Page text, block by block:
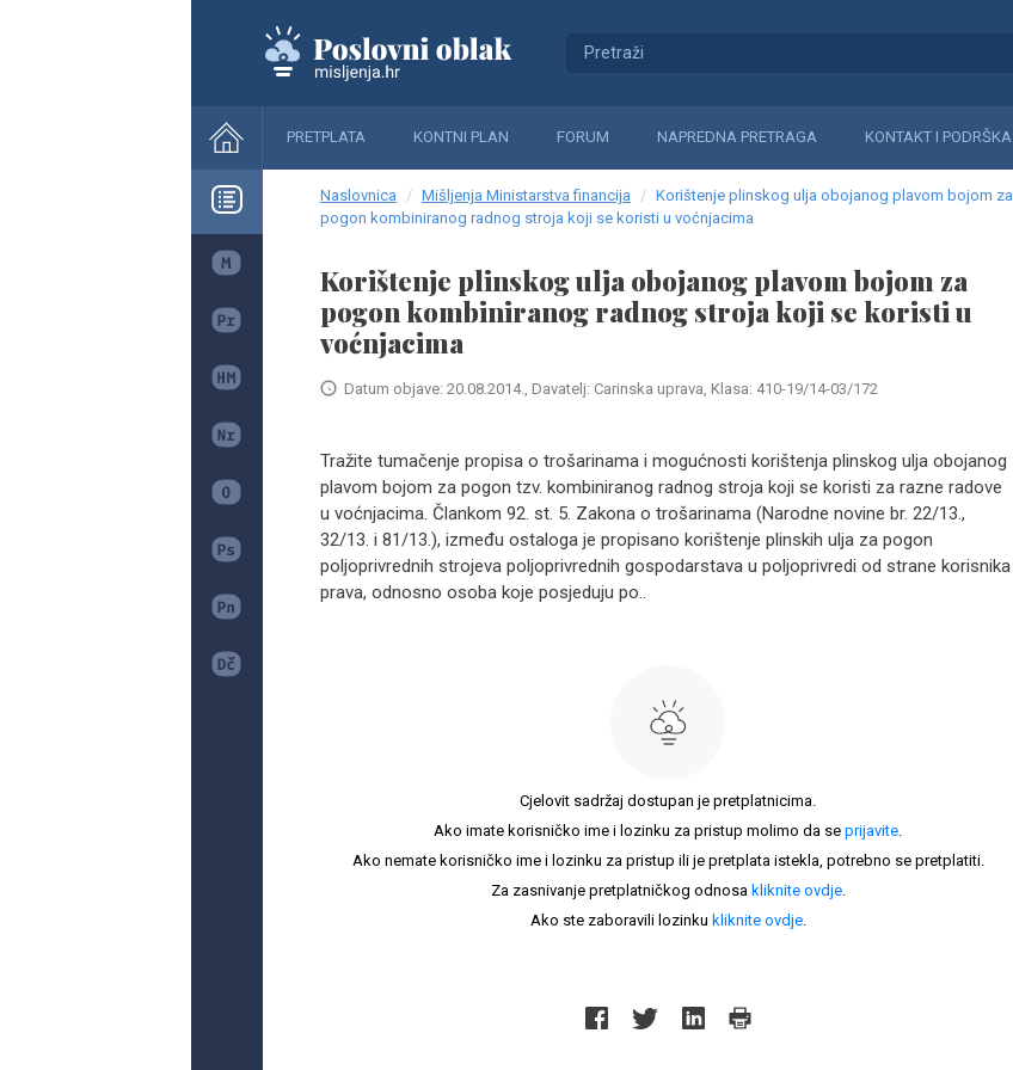
PRETPLATA KONTNI PLAN FORUM NAPREDNA PRETRAGA KONTAKT I PODRŠKA
Naslovnica Mišljenja Ministarstva financija
Korištenje plinskog ulja obojanog plavom bojom za
pogon kombiniranog radnog stroja koji se koristi u voćnjacima
Korištenje plinskog ulja obojanog plavom bojom za
pogon kombiniranog radnog stroja koji se koristi u
voćnjacima
Datum objave: 20.08.2014., Davatelj: Carinska uprava, Klasa: 410-19/14-03/172
Tražite tumačenje propisa o trošarinama i mogućnosti korištenja plinskog ulja obojanog
plavom bojom za pogon tzv. kombiniranog radnog stroja koji se koristi za razne radove
u voćnjacima. Člankom 92. st. 5. Zakona o trošarinama (Narodne novine br. 22/13.,
32/13. i 81/13.), između ostaloga je propisano korištenje plinskih ulja za pogon
poljoprivrednih strojeva poljoprivrednih gospodarstava u poljoprivredi od strane korisnika
prava, odnosno osoba koje posjeduju po..
Cjelovit sadržaj dostupan je pretplatnicima.
Ako imate korisničko ime i lozinku za pristup molimo da se prijavite.
Ako nemate korisničko ime i lozinku za pristup ili je pretplata istekla, potrebno se pretplatiti.
Za zasnivanje pretplatničkog odnosa kliknite ovdje.
Ako ste zaboravili lozinku kliknite ovdje.